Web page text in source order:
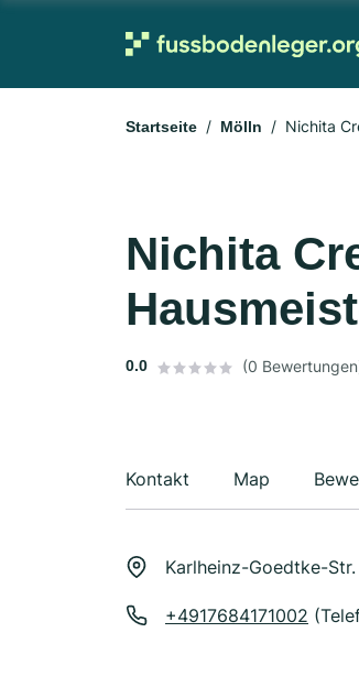
Startseite Mölln Nichita
Nichita
0.0 (0
Kontakt Map
Karlheinz-Goedtke-
+4917684171002